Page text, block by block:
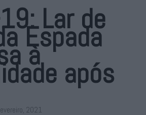
Lar de
Espada
à
após
2021